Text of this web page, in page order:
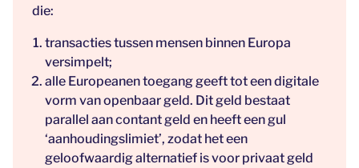
die:
transacties tussen mensen binnen Europa
versimpelt;
alle Europeanen toegang geeft tot een digitale
vorm van openbaar geld. Dit geld bestaat
parallel aan contant geld en heeft een gul
‘aanhoudingslimiet’, zodat het een
geloofwaardig alternatief is voor privaat geld